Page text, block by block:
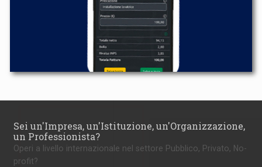
Sei un'Impresa, un'Istituzione, un'Organizzazione,
un Professionista?
Operi a livello internazionale nel settore Pubblico, Privato, No-
profit?